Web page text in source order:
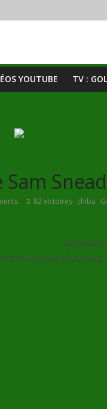
YOUTUBE TV :
Snead
82 victoires, chiba,
au
un peu plus